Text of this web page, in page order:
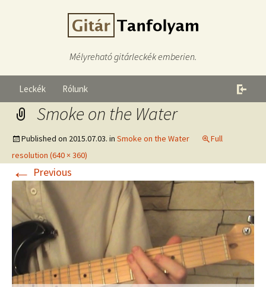
Mélyreható gitárleckék emberien.
Leckék Rólunk
Smoke on the Water
Published on 2015.07.03. in Smoke on the Water
Full
resolution (640 × 360)
← Previous